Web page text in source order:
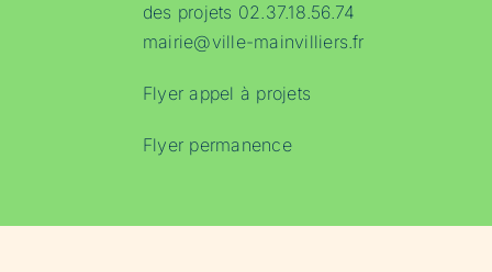
des projets 02.37.18.56.74
mairie@ville-mainvilliers.fr
Flyer appel à projets
Flyer permanence